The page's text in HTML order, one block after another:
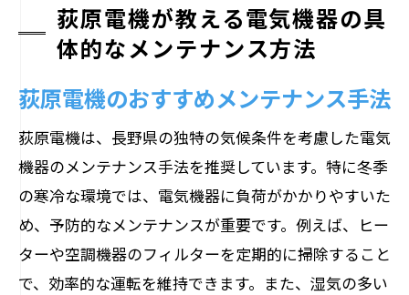
荻原電機が教える電気機器の具
体的なメンテナンス方法
荻原電機のおすすめメンテナンス手法
荻原電機は、長野県の独特の気候条件を考慮した電気
機器のメンテナンス手法を推奨しています。特に冬季
の寒冷な環境では、電気機器に負荷がかかりやすいた
め、予防的なメンテナンスが重要です。例えば、ヒー
ターや空調機器のフィルターを定期的に掃除すること
で、効率的な運転を維持できます。また、湿気の多い